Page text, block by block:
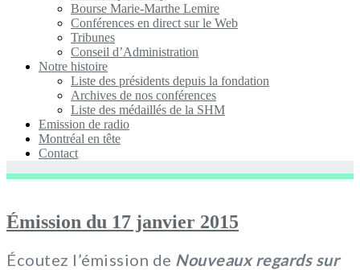
Bourse Marie-Marthe Lemire
Conférences en direct sur le Web
Tribunes
Conseil d’Administration
Notre histoire
Liste des présidents depuis la fondation
Archives de nos conférences
Liste des médaillés de la SHM
Emission de radio
Montréal en tête
Contact
Émission du 17 janvier 2015
Écoutez l’émission de Nouveaux regards sur